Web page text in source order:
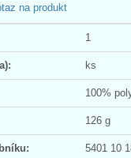
na produkt
1
ks
100%
126 g
5401 10